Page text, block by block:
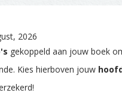
2026
gekoppeld aan jouw boek
Kies hierboven jouw